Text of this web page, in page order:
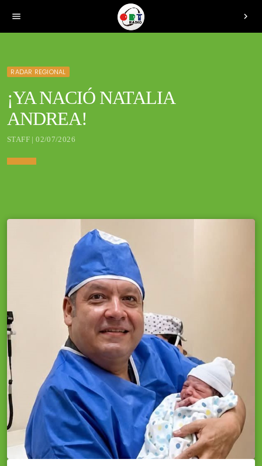
menu chevron_right
RADAR REGIONAL
¡YA NACIÓ NATALIA
ANDREA!
STAFF | 02/07/2026